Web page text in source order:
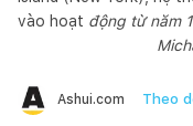
vào hoạt động từ năm
Ashui.com Theo